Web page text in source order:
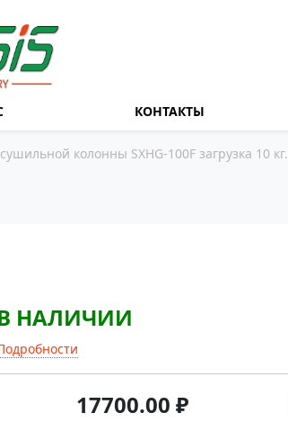
КОНТАКТЫ
колонны SXHG-100F загрузка 10 кг.
НАЛИЧИИ
17700.00 ₽